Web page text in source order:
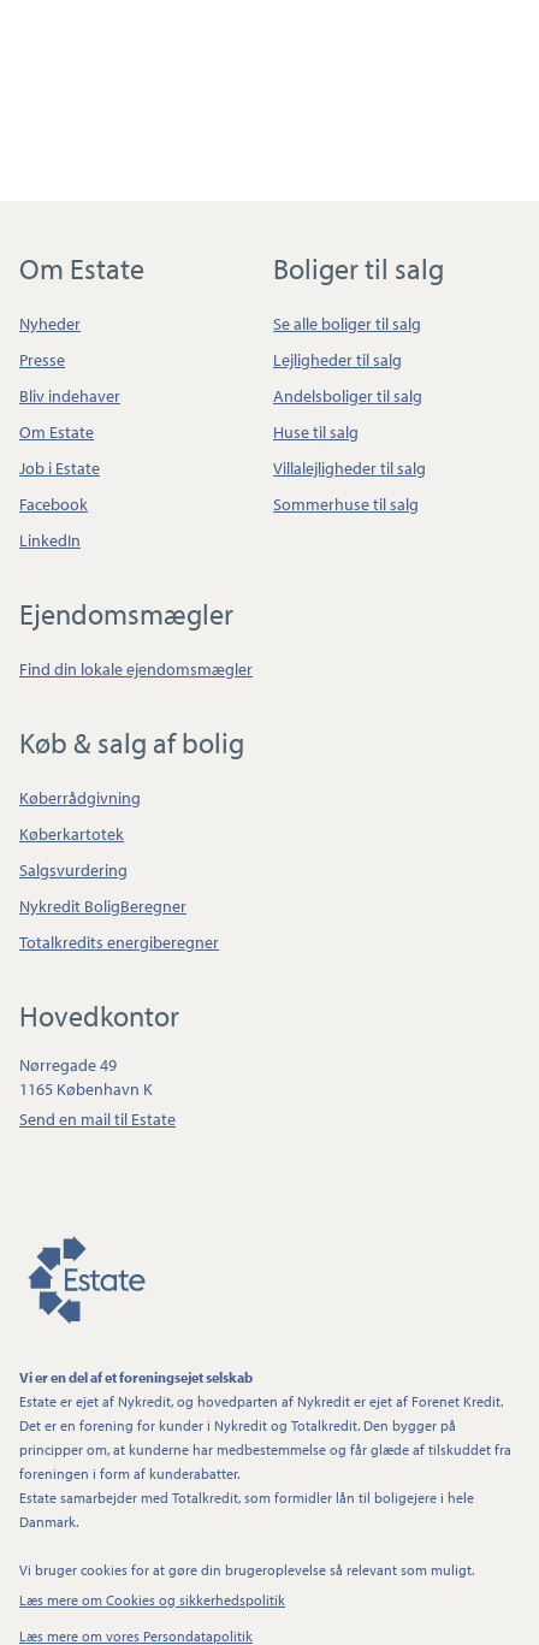
Om Estate
Nyheder
Presse
Bliv indehaver
Om Estate
Job i Estate
Facebook
LinkedIn
Boliger til salg
Se alle boliger til salg
Lejligheder til salg
Andelsboliger til salg
Huse til salg
Villalejligheder til salg
Sommerhuse til salg
Ejendomsmægler
Find din lokale ejendomsmægler
Køb & salg af bolig
Køberrådgivning
Køberkartotek
Salgsvurdering
Nykredit BoligBeregner
Totalkredits energiberegner
Hovedkontor
Nørregade 49
1165 København K
Send en mail til Estate
Vi er en del af et foreningsejet selskab
Estate er ejet af Nykredit, og hovedparten af Nykredit er ejet af Forenet Kredit.
Det er en forening for kunder i Nykredit og Totalkredit. Den bygger på
principper om, at kunderne har medbestemmelse og får glæde af tilskuddet fra
foreningen i form af kunderabatter.
Estate samarbejder med Totalkredit, som formidler lån til boligejere i hele
Danmark.
Vi bruger cookies for at gøre din brugeroplevelse så relevant som muligt.
Læs mere om Cookies og sikkerhedspolitik
Læs mere om vores Persondatapolitik